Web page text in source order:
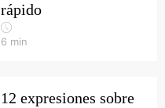
rápido
6 min
12 expresiones sobre